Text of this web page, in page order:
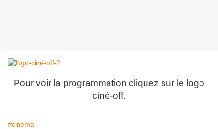
Pour voir la programmation cliquez sur le logo
ciné-off.
#cinéma